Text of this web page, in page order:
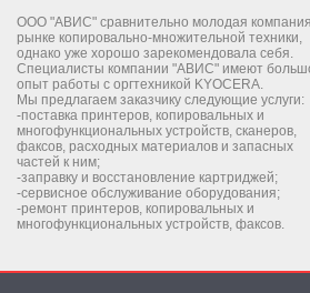
ООО "АВИС" сравнительно молодая
рынке копировально-множительной техники,
однако уже хорошо зарекомендовала себя.
Специалисты компании "АВИС" имеют
опыт работы с оргтехникой KYOCERA.
Мы предлагаем заказчику следующие услуги:
-поставка принтеров, копировальных и
многофункциональных устройств, сканеров,
факсов, расходных материалов и запасных
частей к ним;
-заправку и восстановление картриджей;
-сервисное обслуживание оборудования;
-ремонт принтеров, копировальных и
многофункциональных устройств, факсов.